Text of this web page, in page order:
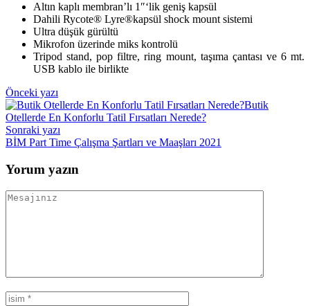
Altın kaplı membran’lı 1″‘lik geniş kapsül
Dahili Rycote® Lyre®kapsül shock mount sistemi
Ultra düşük gürültü
Mikrofon üzerinde miks kontrolü
Tripod stand, pop filtre, ring mount, taşıma çantası ve 6 mt.
USB kablo ile birlikte
Yazı
gezinmesi
Önceki yazı
Butik
Otellerde En Konforlu Tatil Fırsatları Nerede?
Sonraki yazı
BİM Part Time Çalışma Şartları ve Maaşları 2021
Yorum yazın